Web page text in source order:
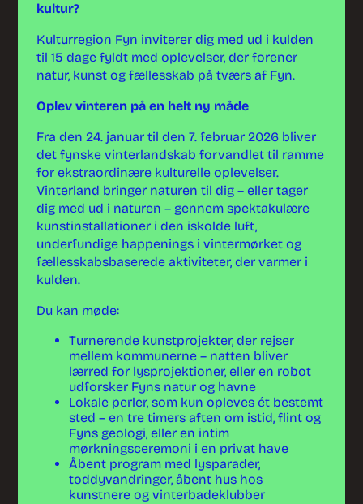
kultur?
Kulturregion Fyn inviterer dig med ud i kulden
til 15 dage fyldt med oplevelser, der forener
natur, kunst og fællesskab på tværs af Fyn.
Oplev vinteren på en helt ny måde
Fra den 24. januar til den 7. februar 2026 bliver
det fynske vinterlandskab forvandlet til ramme
for ekstraordinære kulturelle oplevelser.
Vinterland bringer naturen til dig – eller tager
dig med ud i naturen – gennem spektakulære
kunstinstallationer i den iskolde luft,
underfundige happenings i vintermørket og
fællesskabsbaserede aktiviteter, der varmer i
kulden.
Du kan møde:
Turnerende kunstprojekter, der rejser
mellem kommunerne – natten bliver
lærred for lysprojektioner, eller en robot
udforsker Fyns natur og havne
Lokale perler, som kun opleves ét bestemt
sted – en tre timers aften om istid, flint og
Fyns geologi, eller en intim
mørkningsceremoni i en privat have
Åbent program med lysparader,
toddyvandringer, åbent hus hos
kunstnere og vinterbadeklubber